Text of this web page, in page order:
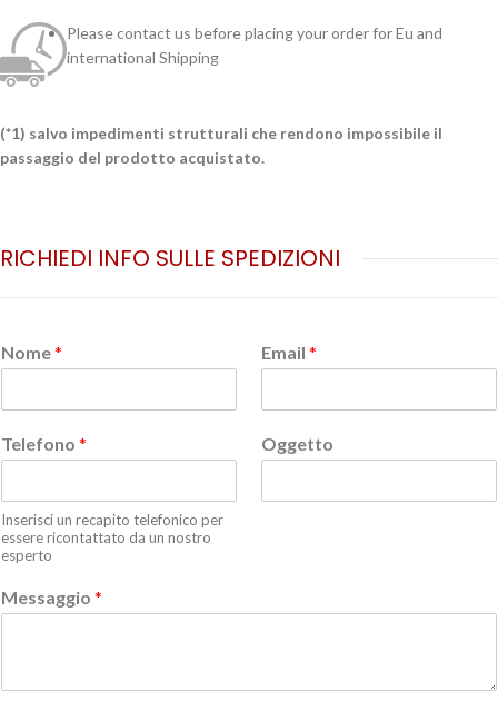
Please contact us before placing your order for Eu and
international Shipping
(*1) salvo impedimenti strutturali che rendono impossibile il
passaggio del prodotto acquistato.
RICHIEDI INFO SULLE SPEDIZIONI
Nome* Email *
Telefono *
Inserisci un recapito telefonico per
essere ricontattato da un nostro
esperto
Oggetto
Messaggio *